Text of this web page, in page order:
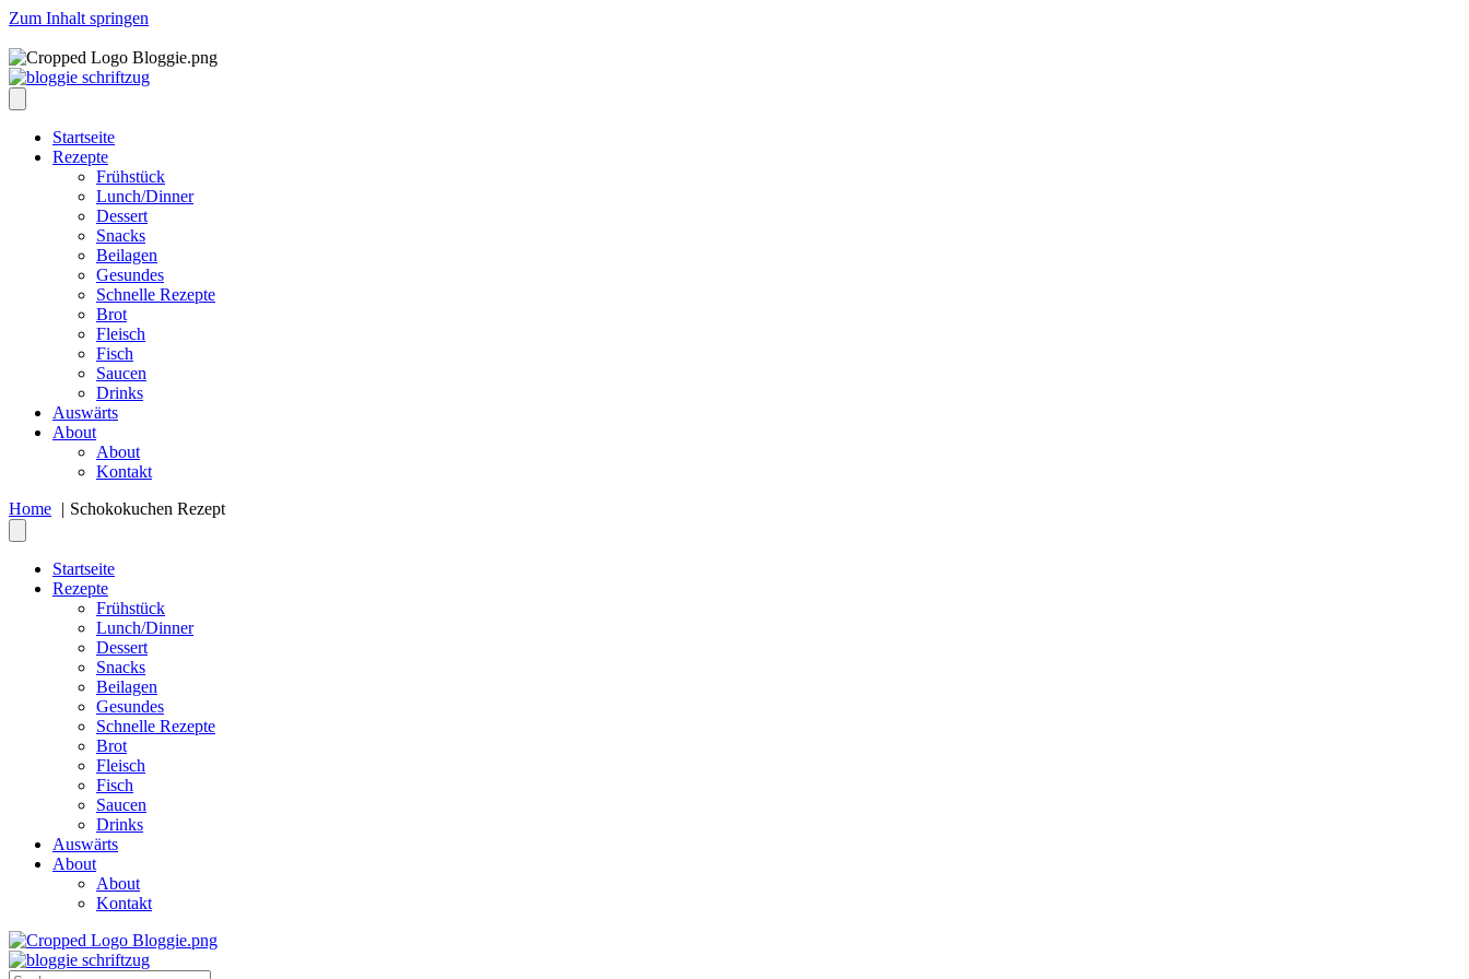
Zum Inhalt springen
Startseite
Rezepte
Frühstück
Lunch/Dinner
Dessert
Snacks
Beilagen
Gesundes
Schnelle Rezepte
Brot
Fleisch
Fisch
Saucen
Drinks
Auswärts
About
About
Kontakt
Home
Schokokuchen Rezept
Startseite
Rezepte
Frühstück
Lunch/Dinner
Dessert
Snacks
Beilagen
Gesundes
Schnelle Rezepte
Brot
Fleisch
Fisch
Saucen
Drinks
Auswärts
About
About
Kontakt